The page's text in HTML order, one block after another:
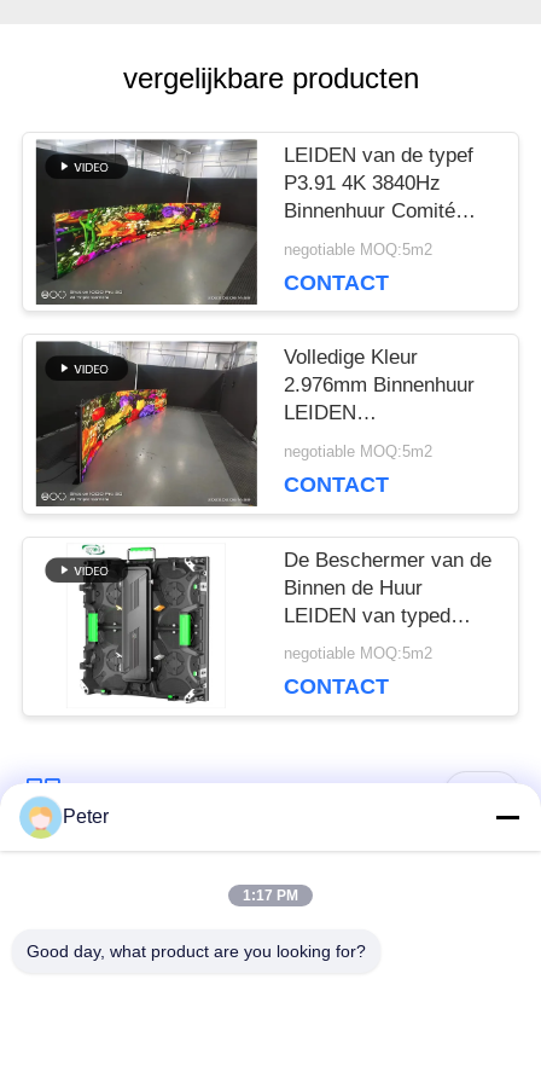
VRAAG
EEN
OFFERTE
VR
SITEMAP
PRIVACYBELEID
vergelijkbare producten
LEIDEN van de typef
P3.91 4K 3840Hz
Binnenhuur Comité
500x1000mm
negotiable MOQ:5m2
CONTACT
Volledige Kleur
2.976mm Binnenhuur
LEIDEN
Vertoningsicn2153
negotiable MOQ:5m2
CONTACT
De Beschermer van de
Binnen de Huur
LEIDEN van typed
P3.91 3840Hz Comité
Kabinetshoek
negotiable MOQ:5m2
CONTACT
populaire categorieën
Binnen vaste LED -
Peter
1:17 PM
Good day, what product are you looking for?